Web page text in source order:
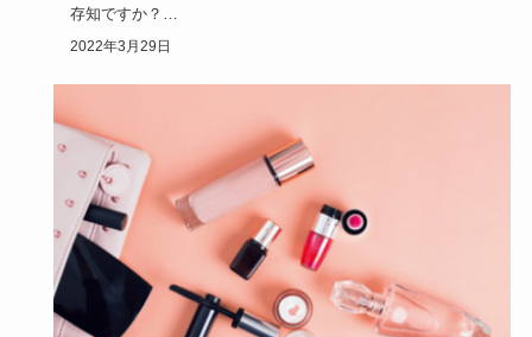
存知ですか？
佐野ひなこさんのメイクは男性からモテる！と人気で、佐…
2022年3月29日